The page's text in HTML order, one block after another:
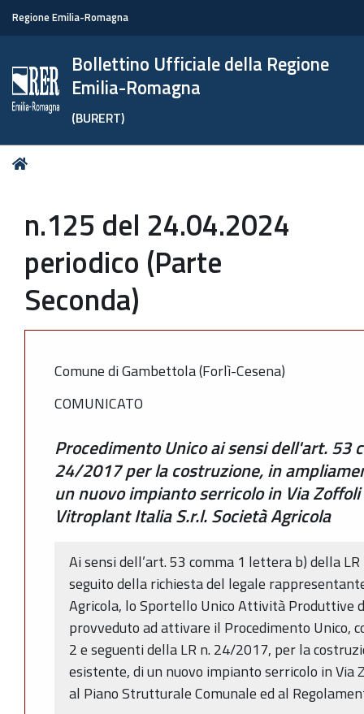
Regione Emilia-Romagna
Bollettino Ufficiale della Regione
Emilia-Romagna
(BURERT)
Tu
n.125 del 24.04.2024
periodico (Parte
Seconda)
Comune di Gambettola (Forlì-Cesena)
COMUNICATO
Procedimento Unico ai sensi dell'art. 53
24/2017 per la costruzione, in
un nuovo impianto serricolo in Via
Vitroplant Italia S.r.l. Società Agricola
Ai sensi dell’art. 53 comma 1 lettera b) della
seguito della richiesta del legale
Agricola, lo Sportello Unico Attività Produttive
provveduto ad attivare il Procedimento Unico,
2 e seguenti della LR n. 24/2017, per la
esistente, di un nuovo impianto serricolo in
al Piano Strutturale Comunale ed al